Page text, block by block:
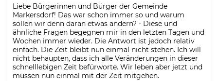
Liebe Bürgerinnen und Bürger der Gemeinde
Markersdorf! Das war schon immer so und warum
sollen wir denn daran etwas ändern? - Diese und
ähnliche Fragen begegnen mir in den letzten Tagen und
Wochen immer wieder. Die Antwort ist jedoch relativ
einfach. Die Zeit bleibt nun einmal nicht stehen. Ich will
nicht behaupten, dass ich alle Veränderungen in dieser
schnelllebigen Zeit befürworte. Wir leben aber jetzt und
müssen nun einmal mit der Zeit mitgehen.